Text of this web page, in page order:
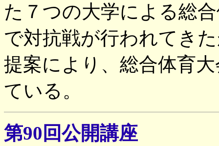
た７つの大学による総
で対抗戦が行われてき
提案により、総合体育
ている。
第90回公開講座